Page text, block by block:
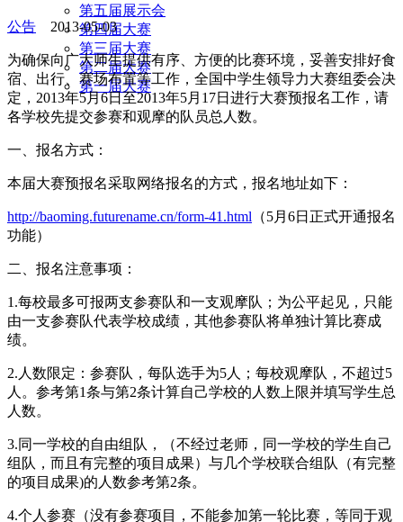
第五届展示会
第四届大赛
第三届大赛
第二届大赛
第一届大赛
公告 2013-05-03
为确保向广大师生提供有序、方便的比赛环境，妥善安排好食
宿、出行、赛场布置等工作，全国中学生领导力大赛组委会决
定，2013年5月6日至2013年5月17日进行大赛预报名工作，请
各学校先提交参赛和观摩的队员总人数。
一、报名方式：
本届大赛预报名采取网络报名的方式，报名地址如下：
http://baoming.futurename.cn/form-41.html （5月6日正式开通报名
功能）
二、报名注意事项：
1.每校最多可报两支参赛队和一支观摩队；为公平起见，只能
由一支参赛队代表学校成绩，其他参赛队将单独计算比赛成
绩。
2.人数限定：参赛队，每队选手为5人；每校观摩队，不超过5
人。参考第1条与第2条计算自己学校的人数上限并填写学生总
人数。
3.同一学校的自由组队，（不经过老师，同一学校的学生自己
组队，而且有完整的项目成果）与几个学校联合组队（有完整
的项目成果)的人数参考第2条。
4.个人参赛（没有参赛项目，不能参加第一轮比赛，等同于观